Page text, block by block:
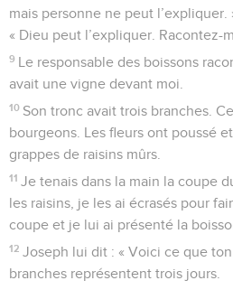
mais personne ne peut
« Dieu peut l’expliquer. Racontez-
9 Le responsable des boissons
avait une vigne devant moi.
10 Son tronc avait trois branches.
bourgeons. Les fleurs ont poussé
grappes de raisins mûrs.
11 Je tenais dans la main la coupe
les raisins, je les ai écrasés pour
coupe et je lui ai présenté la
12 Joseph lui dit : « Voici ce que
branches représentent trois jours.